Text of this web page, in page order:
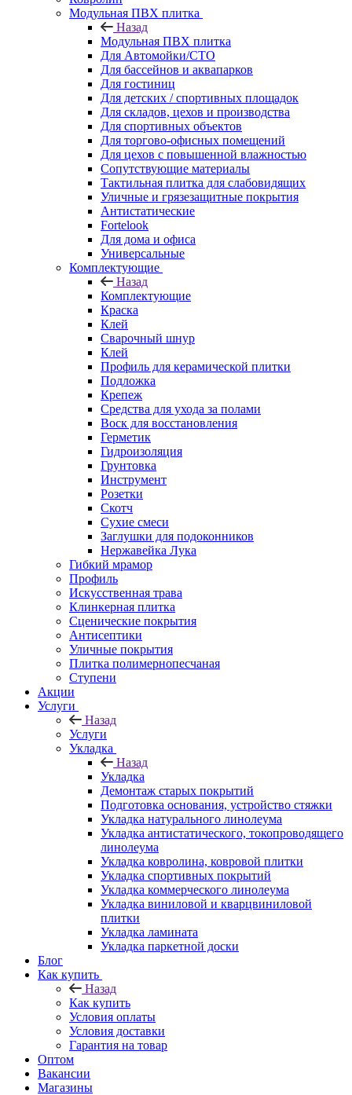
Модульная ПВХ плитка
Назад
Модульная ПВХ плитка
Для Автомойки/СТО
Для бассейнов и аквапарков
Для гостиниц
Для детских / спортивных площадок
Для складов, цехов и производства
Для спортивных объектов
Для торгово-офисных помещений
Для цехов с повышенной влажностью
Сопутствующие материалы
Тактильная плитка для слабовидящих
Уличные и грязезащитные покрытия
Антистатические
Fortelook
Для дома и офиса
Универсальные
Комплектующие
Назад
Комплектующие
Краска
Клей
Сварочный шнур
Клей
Профиль для керамической плитки
Подложка
Крепеж
Средства для ухода за полами
Воск для восстановления
Герметик
Гидроизоляция
Грунтовка
Инструмент
Розетки
Скотч
Сухие смеси
Заглушки для подоконников
Нержавейка Лука
Гибкий мрамор
Профиль
Искусственная трава
Клинкерная плитка
Сценические покрытия
Антисептики
Уличные покрытия
Плитка полимернопесчаная
Ступени
Акции
Услуги
Назад
Услуги
Укладка
Назад
Укладка
Демонтаж старых покрытий
Подготовка основания, устройство стяжки
Укладка натурального линолеума
Укладка антистатического, токопроводящего
линолеума
Укладка ковролина, ковровой плитки
Укладка спортивных покрытий
Укладка коммерческого линолеума
Укладка виниловой и кварцвиниловой
плитки
Укладка ламината
Укладка паркетной доски
Блог
Как купить
Назад
Как купить
Условия оплаты
Условия доставки
Гарантия на товар
Оптом
Вакансии
Магазины